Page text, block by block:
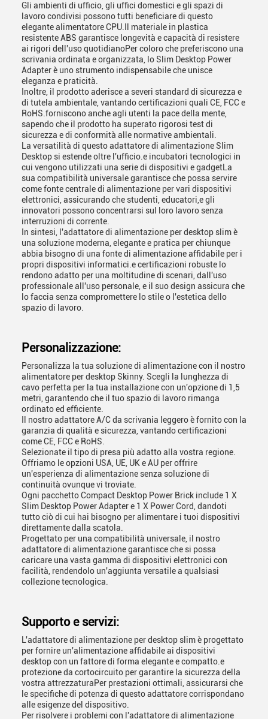
Gli ambienti di ufficio, gli uffici domestici e gli spazi di
lavoro condivisi possono tutti beneficiare di questo
elegante alimentatore CPU.Il materiale in plastica
resistente ABS garantisce longevità e capacità di resistere
ai rigori dell'uso quotidianoPer coloro che preferiscono una
scrivania ordinata e organizzata, lo Slim Desktop Power
Adapter è uno strumento indispensabile che unisce
eleganza e praticità.
Inoltre, il prodotto aderisce a severi standard di sicurezza e
di tutela ambientale, vantando certificazioni quali CE, FCC e
RoHS.forniscono anche agli utenti la pace della mente,
sapendo che il prodotto ha superato rigorosi test di
sicurezza e di conformità alle normative ambientali.
La versatilità di questo adattatore di alimentazione Slim
Desktop si estende oltre l'ufficio.e incubatori tecnologici in
cui vengono utilizzati una serie di dispositivi e gadgetLa
sua compatibilità universale garantisce che possa servire
come fonte centrale di alimentazione per vari dispositivi
elettronici, assicurando che studenti, educatori,e gli
innovatori possono concentrarsi sul loro lavoro senza
interruzioni di corrente.
In sintesi, l'adattatore di alimentazione per desktop slim è
una soluzione moderna, elegante e pratica per chiunque
abbia bisogno di una fonte di alimentazione affidabile per i
propri dispositivi informatici.e certificazioni robuste lo
rendono adatto per una moltitudine di scenari, dall'uso
professionale all'uso personale, e il suo design assicura che
lo faccia senza compromettere lo stile o l'estetica dello
spazio di lavoro.
Personalizzazione:
Personalizza la tua soluzione di alimentazione con il nostro
alimentatore per desktop Skinny. Scegli la lunghezza di
cavo perfetta per la tua installazione con un'opzione di 1,5
metri, garantendo che il tuo spazio di lavoro rimanga
ordinato ed efficiente.
Il nostro adattatore A/C da scrivania leggero è fornito con la
garanzia di qualità e sicurezza, vantando certificazioni
come CE, FCC e RoHS.
Selezionate il tipo di presa più adatto alla vostra regione.
Offriamo le opzioni USA, UE, UK e AU per offrire
un'esperienza di alimentazione senza soluzione di
continuità ovunque vi troviate.
Ogni pacchetto Compact Desktop Power Brick include 1 X
Slim Desktop Power Adapter e 1 X Power Cord, dandoti
tutto ciò di cui hai bisogno per alimentare i tuoi dispositivi
direttamente dalla scatola.
Progettato per una compatibilità universale, il nostro
adattatore di alimentazione garantisce che si possa
caricare una vasta gamma di dispositivi elettronici con
facilità, rendendolo un'aggiunta versatile a qualsiasi
collezione tecnologica.
Supporto e servizi:
L'adattatore di alimentazione per desktop slim è progettato
per fornire un'alimentazione affidabile ai dispositivi
desktop con un fattore di forma elegante e compatto.e
protezione da cortocircuito per garantire la sicurezza della
vostra attrezzaturaPer prestazioni ottimali, assicurarsi che
le specifiche di potenza di questo adattatore corrispondano
alle esigenze del dispositivo.
Per risolvere i problemi con l'adattatore di alimentazione